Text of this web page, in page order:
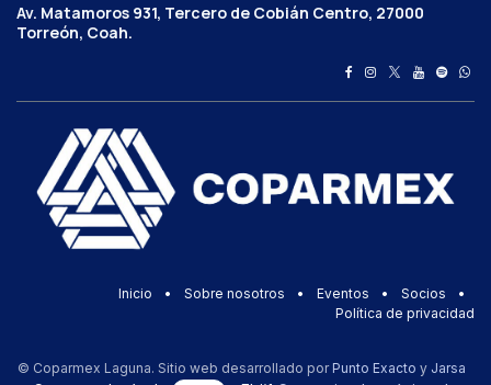
Av. Matamoros 931, Tercero de Cobián Centro, 27000
Torreón, Coah.
Inicio • Sobre nosotros • Eventos • Socios
•
Política de privacidad
© Coparmex Laguna. Sitio web desarrollado por Punto Exacto y Jarsa